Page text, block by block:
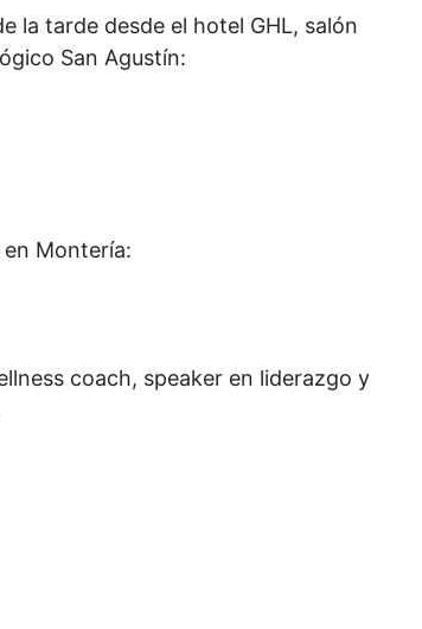
la tarde desde el hotel GHL, salón
San Agustín:
Montería:
coach, speaker en liderazgo y